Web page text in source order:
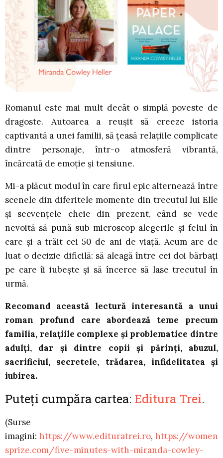
Romanul este mai mult decât o simplă poveste de
dragoste. Autoarea a reușit să creeze istoria
captivantă a unei familii, să țeasă relațiile complicate
dintre personaje, într-o atmosferă vibrantă,
încărcată de emoție și tensiune.
Mi-a plăcut modul în care firul epic alternează între
scenele din diferitele momente din trecutul lui Elle
și secvențele cheie din prezent, când se vede
nevoită să pună sub microscop alegerile și felul în
care și-a trăit cei 50 de ani de viață. Acum are de
luat o decizie dificilă: să aleagă între cei doi bărbați
pe care îi iubește și să încerce să lase trecutul în
urmă.
Recomand această lectură interesantă a unui
roman profund care abordează teme precum
familia, relațiile complexe și problematice dintre
adulți, dar și dintre copii și părinți, abuzul,
sacrificiul, secretele, trădarea, infidelitatea și
iubirea.
Puteți cumpăra cartea: Editura Trei.
(Surse
imagini: https://www.edituratrei.ro, https://women
sprize.com/five-minutes-with-miranda-cowley-